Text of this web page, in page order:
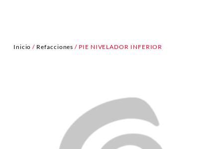
Inicio / Refacciones / PIE NIVELADOR INFERIOR